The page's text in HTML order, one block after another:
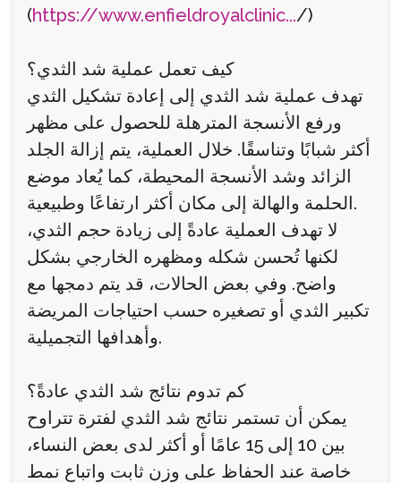
(https://www.enfieldroyalclinic.../)
كيف تعمل عملية شد الثدي؟
تهدف عملية شد الثدي إلى إعادة تشكيل الثدي
ورفع الأنسجة المترهلة للحصول على مظهر
أكثر شبابًا وتناسقًا. خلال العملية، يتم إزالة الجلد
الزائد وشد الأنسجة المحيطة، كما يُعاد موضع
الحلمة والهالة إلى مكان أكثر ارتفاعًا وطبيعية.
لا تهدف العملية عادةً إلى زيادة حجم الثدي،
لكنها تُحسن شكله ومظهره الخارجي بشكل
واضح. وفي بعض الحالات، قد يتم دمجها مع
تكبير الثدي أو تصغيره حسب احتياجات المريضة
وأهدافها التجميلية.
كم تدوم نتائج شد الثدي عادةً؟
يمكن أن تستمر نتائج شد الثدي لفترة تتراوح
بين 10 إلى 15 عامًا أو أكثر لدى بعض النساء،
خاصة عند الحفاظ على وزن ثابت واتباع نمط